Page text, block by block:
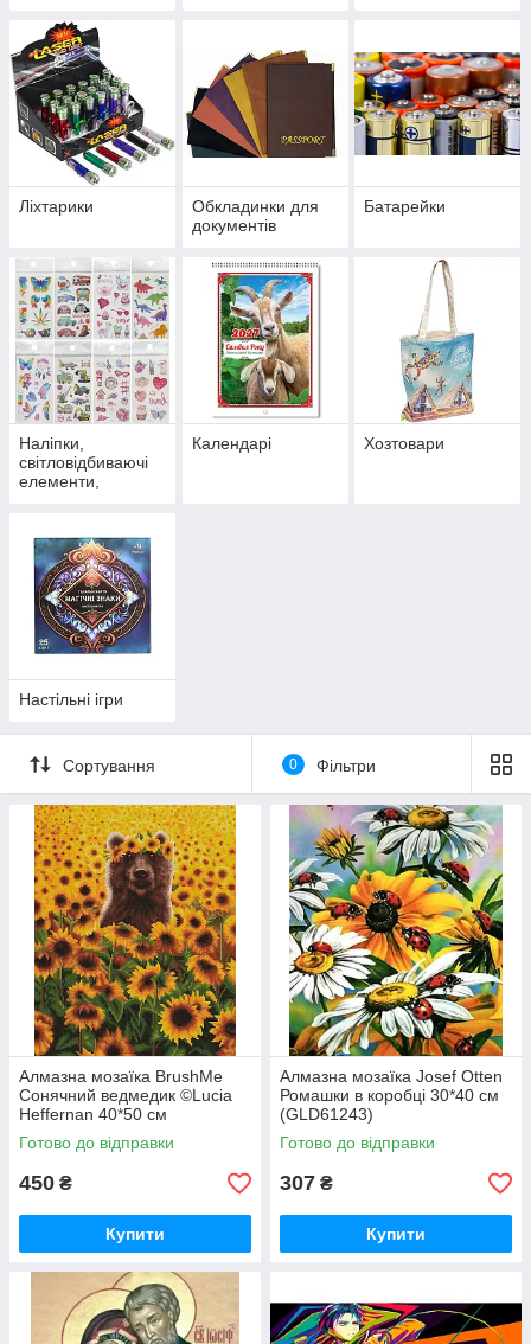
Ліхтарики
Обкладинки для
документів
Батарейки
Наліпки,
світловідбиваючі
елементи,
Календарі Хозтовари
Настільні ігри
Сортування 0 Фільтри
Алмазна мозаїка BrushMe
Сонячний ведмедик ©Lucia
Heffernan 40*50 см
(DBS1200)
Готово до відправки
450 ₴
Купити
Алмазна мозаїка Josef Otten
Ромашки в коробці 30*40 см
(GLD61243)
Готово до відправки
307 ₴
Купити